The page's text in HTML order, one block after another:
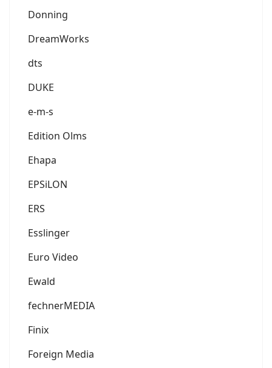
Donning
DreamWorks
dts
DUKE
e-m-s
Edition Olms
Ehapa
EPSiLON
ERS
Esslinger
Euro Video
Ewald
fechnerMEDIA
Finix
Foreign Media